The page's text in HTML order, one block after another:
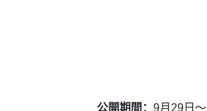
公開期間： 9月29日